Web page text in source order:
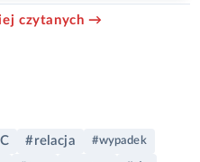
czytanych →
#relacja #wypadek